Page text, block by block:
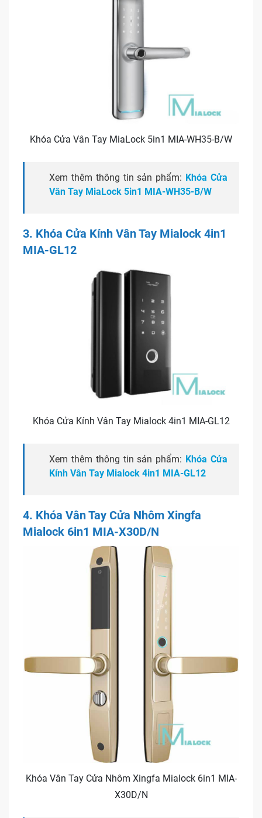
Khóa Cửa Vân Tay MiaLock 5in1 MIA-WH35-B/W
Xem thêm thông tin sản phẩm: Khóa Cửa
Vân Tay MiaLock 5in1 MIA-WH35-B/W
3. Khóa Cửa Kính Vân Tay Mialock 4in1
MIA-GL12
Khóa Cửa Kính Vân Tay Mialock 4in1 MIA-GL12
Xem thêm thông tin sản phẩm: Khóa Cửa
Kính Vân Tay Mialock 4in1 MIA-GL12
4. Khóa Vân Tay Cửa Nhôm Xingfa
Mialock 6in1 MIA-X30D/N
Khóa Vân Tay Cửa Nhôm Xingfa Mialock 6in1 MIA-
X30D/N